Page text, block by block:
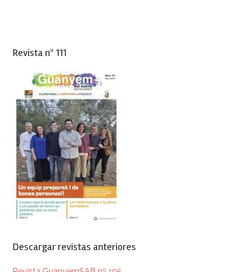
Revista nº 111
Descargar revistas anteriores